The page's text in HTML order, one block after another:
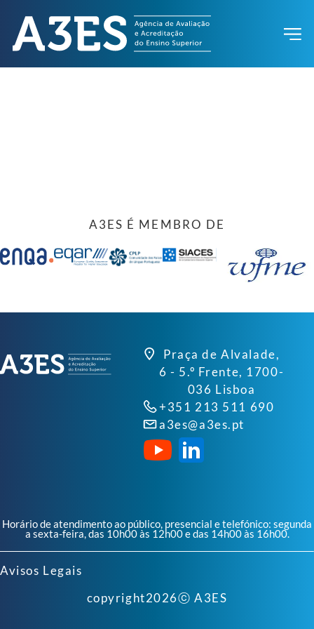
A3ES É MEMBRO DE
Praça de Alvalade,
6 - 5.º Frente, 1700-
036 Lisboa
+351 213 511 690
a3es@a3es.pt
Horário de atendimento ao público, presencial e telefónico: segunda
a sexta-feira, das 10h00 às 12h00 e das 14h00 às 16h00.
Avisos Legais
copyright2026ⓒ A3ES